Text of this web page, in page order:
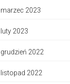
marzec 2023
luty 2023
grudzień 2022
listopad 2022